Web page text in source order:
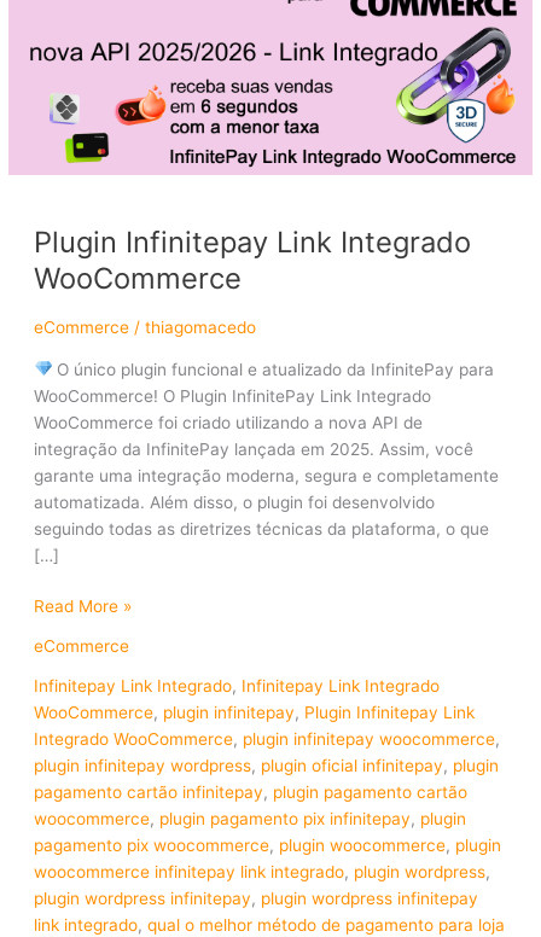
Plugin Infinitepay Link Integrado
WooCommerce
eCommerce/ thiagomacedo
O único plugin funcional e atualizado da InfinitePay para
WooCommerce! O Plugin InfinitePay Link Integrado
WooCommerce foi criado utilizando a nova API de
integração da InfinitePay lançada em 2025. Assim, você
garante uma integração moderna, segura e completamente
automatizada. Além disso, o plugin foi desenvolvido
seguindo todas as diretrizes técnicas da plataforma, o que
[…]
Read More »
eCommerce
Infinitepay Link Integrado, Infinitepay Link Integrado
WooCommerce, plugin infinitepay, Plugin Infinitepay Link
Integrado WooCommerce, plugin infinitepay woocommerce,
plugin infinitepay wordpress, plugin oficial infinitepay, plugin
pagamento cartão infinitepay, plugin pagamento cartão
woocommerce, plugin pagamento pix infinitepay, plugin
pagamento pix woocommerce, plugin woocommerce, plugin
woocommerce infinitepay link integrado, plugin wordpress,
plugin wordpress infinitepay, plugin wordpress infinitepay
link integrado, qual o melhor método de pagamento para loja